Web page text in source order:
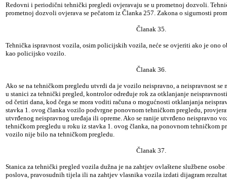
Redovni i periodični tehnički pregledi ovjeravaju se u prometnoj dozvoli.
prometnoj dozvoli ovjerava se pečatom iz Članka 257. Zakona o sigurnosti
Članak 35.
Tehnička ispravnost vozila, osim policijskih vozila, neće se ovjeriti ako je ono
kao policijsko vozilo.
Članak 36.
Ako se na tehničkom pregledu utvrdi da je vozilo neispravno, a neispravnost se
u stanici za tehnički pregled, kontrolor određuje rok za otklanjanje
od četiri dana, kod čega se mora voditi računa o mogućnosti otklanjanja
stavka 1. ovog članka vozilo podvrgne ponovnom tehničkom pregledu,
utvrđenog neispravnog uređaja ili opreme. Ako se ranije utvrđeno neispravno
tehničkom pregledu u roku iz stavka 1. ovog članka, na ponovnom tehničkom
vozilo nije bilo na tehničkom pregledu.
Članak 37.
Stanica za tehnički pregled vozila dužna je na zahtjev ovlaštene službene
poslova, pravosudnih tijela ili na zahtjev vlasnika vozila izdati dijagram